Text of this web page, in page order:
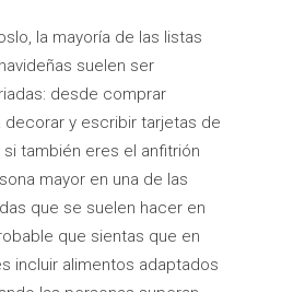
la mayoría de las listas
suelen ser
desde comprar
decorar y escribir tarjetas de
si también eres el anfitrión
mayor en una de las
que se suelen hacer en
que sientas que en
incluir alimentos adaptados